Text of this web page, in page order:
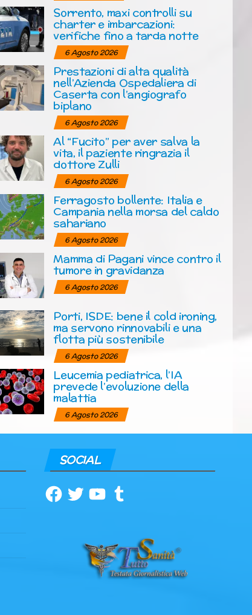
Sorrento, maxi controlli su
charter e imbarcazioni:
verifiche fino a tarda notte
6 Agosto 2026
Prestazioni di alta qualità
nell’Azienda Ospedaliera di
Caserta con l’angiografo
biplano
6 Agosto 2026
Al “Fucito” per aver salva la
vita, il paziente ringrazia il
dottore Zulli
6 Agosto 2026
Ferragosto bollente: Italia e
Campania nella morsa del caldo
sahariano
6 Agosto 2026
Mamma di Pagani vince contro il
tumore in gravidanza
6 Agosto 2026
Porti, ISDE: bene il cold ironing,
ma servono rinnovabili e una
flotta più sostenibile
6 Agosto 2026
Leucemia pediatrica, l’IA
prevede l’evoluzione della
malattia
6 Agosto 2026
SOCIAL
Facebook
TwitterYouTubeTumblr